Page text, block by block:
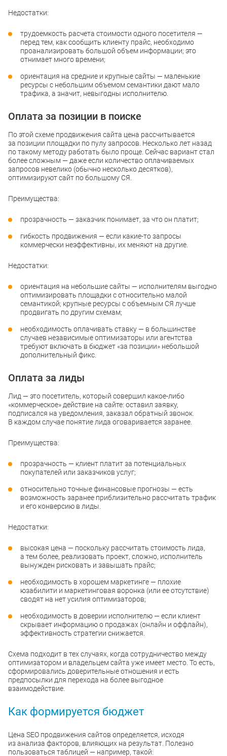
Недостатки:
трудоемкость расчета стоимости одного посетителя —
перед тем, как сообщить клиенту прайс, необходимо
проанализировать большой объем информации; это
отнимает много времени;
ориентация на средние и крупные сайты — маленькие
ресурсы с небольшим объемом семантики дают мало
трафика, а значит, невыгодны исполнителю.
Оплата за позиции в поиске
По этой схеме продвижения сайта цена рассчитывается
за позиции площадки по пулу запросов. Несколько лет назад
по такому методу работать было проще. Сейчас вариант стал
более сложным — даже если количество оплачиваемых
запросов невелико (обычно несколько десятков),
оптимизируют сайт по большому СЯ.
Преимущества:
прозрачность — заказчик понимает, за что он платит;
гибкость продвижения — если какие-то запросы
коммерчески неэффективны, их меняют на другие.
Недостатки:
ориентация на небольшие сайты — исполнителям выгодно
оптимизировать площадки с относительно малой
семантикой; крупные ресурсы с объемным СЯ лучше
продвигать по другим схемам;
необходимость оплачивать ставку — в большинстве
случаев независимые оптимизаторы или агентства
требуют включать в бюджет «за позиции» небольшой
дополнительный фикс.
Оплата за лиды
Лид — это посетитель, который совершил какое-либо
«коммерческое» действие на сайте: оставил заявку,
подписался на уведомления, заказал обратный звонок.
В каждом случае понятие лида оговаривается заранее.
Преимущества:
прозрачность — клиент платит за потенциальных
покупателей или заказчиков услуг;
относительно точные финансовые прогнозы — есть
возможность заранее приблизительно рассчитать трафик
и его конверсию в лиды.
Недостатки:
высокая цена — поскольку рассчитать стоимость лида,
а тем более, реализовать проект, сложно, исполнитель
вынужден рисковать и завышать прайс;
необходимость в хорошем маркетинге — плохие
юзабилити и маркетинговая воронка (или ее отсутствие)
сводят на нет усилия оптимизаторов;
необходимость в доверии исполнителю — если клиент
скрывает информацию о продажах (онлайн и оффлайн),
эффективность стратегии снижается.
Схема подходит в тех случаях, когда сотрудничество между
оптимизатором и владельцем сайта уже имеет место. То есть,
сформировались доверительные отношения и есть
предпосылки для перехода на более выгодное
взаимодействие.
Как формируется бюджет
Цена SEO продвижения сайтов определяется, исходя
из анализа факторов, влияющих на результат. Полезно
пользоваться таблицей — например, такой: